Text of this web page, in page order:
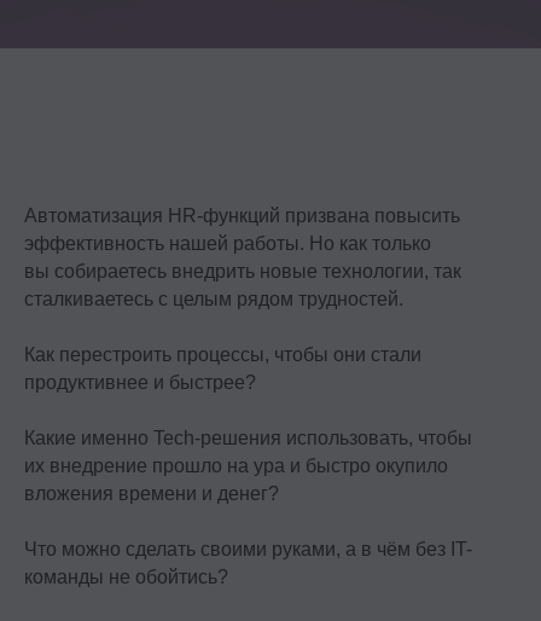
Автоматизация HR-функций призвана повысить
эффективность нашей работы. Но как только
вы собираетесь внедрить новые технологии, так
сталкиваетесь с целым рядом трудностей.
Как перестроить процессы, чтобы они стали
продуктивнее и быстрее?
Какие именно Tech-решения использовать, чтобы
их внедрение прошло на ура и быстро окупило
вложения времени и денег?
Что можно сделать своими руками, а в чём без IT-
команды не обойтись?